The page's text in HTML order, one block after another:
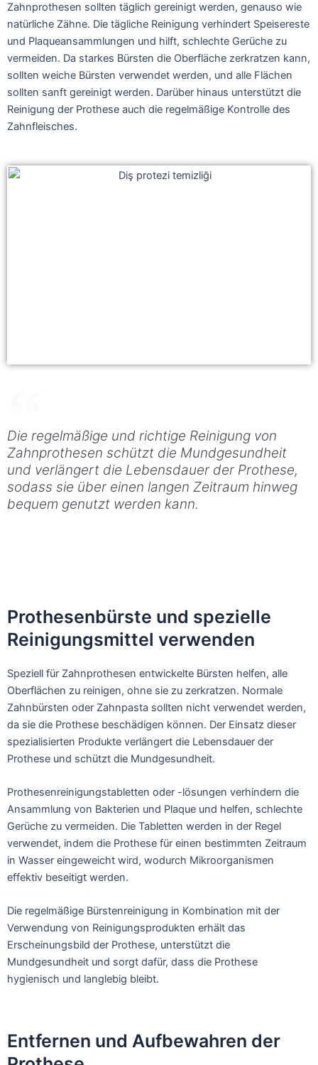
Zahnprothesen sollten täglich gereinigt werden, genauso wie
natürliche Zähne. Die tägliche Reinigung verhindert Speisereste
und Plaqueansammlungen und hilft, schlechte Gerüche zu
vermeiden. Da starkes Bürsten die Oberfläche zerkratzen kann,
sollten weiche Bürsten verwendet werden, und alle Flächen
sollten sanft gereinigt werden. Darüber hinaus unterstützt die
Reinigung der Prothese auch die regelmäßige Kontrolle des
Zahnfleisches.
Die regelmäßige und richtige Reinigung von
Zahnprothesen schützt die Mundgesundheit
und verlängert die Lebensdauer der Prothese,
sodass sie über einen langen Zeitraum hinweg
bequem genutzt werden kann.
Prothesenbürste und spezielle
Reinigungsmittel verwenden
Speziell für Zahnprothesen entwickelte Bürsten helfen, alle
Oberflächen zu reinigen, ohne sie zu zerkratzen. Normale
Zahnbürsten oder Zahnpasta sollten nicht verwendet werden,
da sie die Prothese beschädigen können. Der Einsatz dieser
spezialisierten Produkte verlängert die Lebensdauer der
Prothese und schützt die Mundgesundheit.
Prothesenreinigungstabletten oder -lösungen verhindern die
Ansammlung von Bakterien und Plaque und helfen, schlechte
Gerüche zu vermeiden. Die Tabletten werden in der Regel
verwendet, indem die Prothese für einen bestimmten Zeitraum
in Wasser eingeweicht wird, wodurch Mikroorganismen
effektiv beseitigt werden.
Die regelmäßige Bürstenreinigung in Kombination mit der
Verwendung von Reinigungsprodukten erhält das
Erscheinungsbild der Prothese, unterstützt die
Mundgesundheit und sorgt dafür, dass die Prothese
hygienisch und langlebig bleibt.
Entfernen und Aufbewahren der